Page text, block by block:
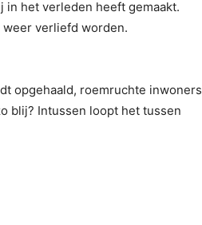
in het verleden heeft gemaakt.
verliefd worden.
opgehaald, roemruchte inwoners
blij? Intussen loopt het tussen